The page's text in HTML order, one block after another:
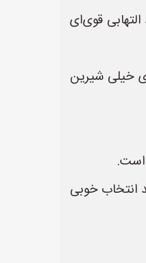
قوی‌ای
خیلی شیرین
است.
انتخاب خوبی